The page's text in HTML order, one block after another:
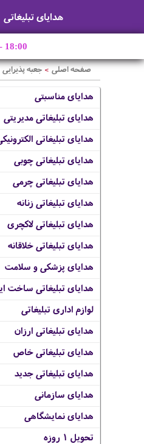
هدایای تبلیغاتی
18:00
صفحه اصلی > جعبه پذیرایی
هدایای مناسبتی
هدایای تبلیغاتی مدیریتی
هدایای تبلیغاتی
هدایای تبلیغاتی چوبی
هدایای تبلیغاتی چرمی
هدایای تبلیغاتی زنانه
هدایای تبلیغاتی لاکچری
هدایای تبلیغاتی خلاقانه
هدایای پزشکی و سلامت
هدایای تبلیغاتی ساخت
لوازم اداری تبلیغاتی
هدایای تبلیغاتی ارزان
هدایای تبلیغاتی خاص
هدایای تبلیغاتی جدید
هدایای سازمانی
هدایای نمایشگاهی
تحویل 1 روزه